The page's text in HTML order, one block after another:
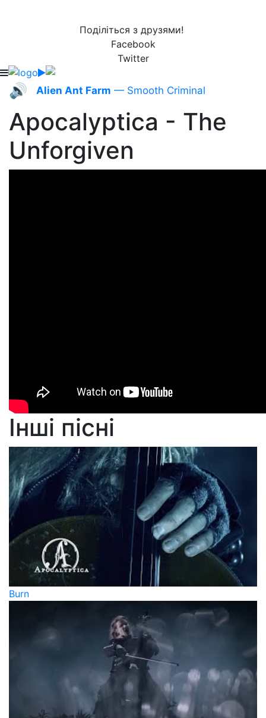
Поділіться з друзями!
Facebook
Twitter
🔊 Alien Ant Farm — Smooth Criminal
Apocalyptica - The
Unforgiven
Інші пісні
Burn